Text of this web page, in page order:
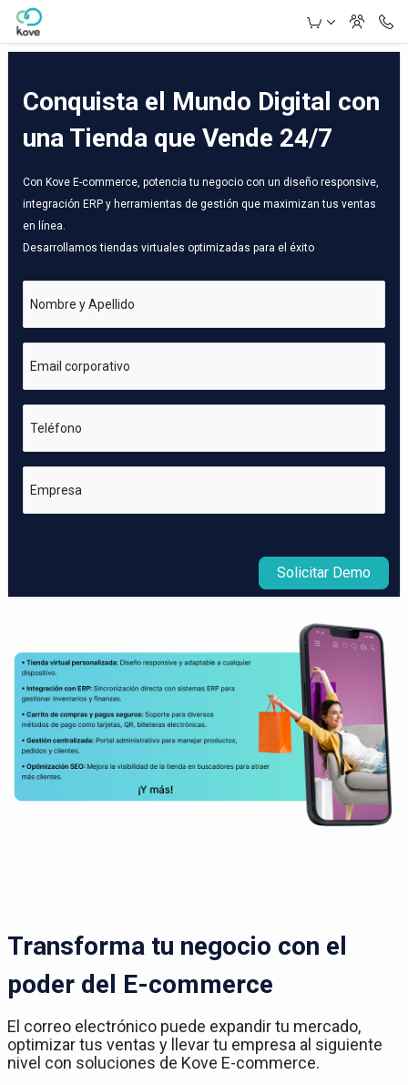
Skip to Main Content
Conquista el Mundo Digital con
una Tienda que Vende 24/7
Con Kove E-commerce, potencia tu negocio con un diseño responsive,
integración ERP y herramientas de gestión que maximizan tus ventas
en línea.
Desarrollamos tiendas virtuales optimizadas para el éxito
Nombre y Apellido
Email corporativo
Teléfono
Empresa
Solicitar Demo
Transforma tu negocio con el
poder del E-commerce
El correo electrónico puede expandir tu mercado,
optimizar tus ventas y llevar tu empresa al siguiente
nivel con soluciones de Kove E-commerce.